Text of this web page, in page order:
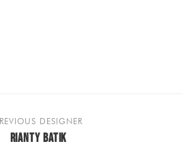
DESIGNER
RIANTY BATIK